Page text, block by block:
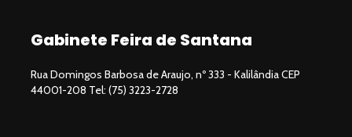
Gabinete Feira de Santana
Rua Domingos Barbosa de Araujo, nº 333 - Kalilândia CEP
44001-208 Tel: (75) 3223-2728